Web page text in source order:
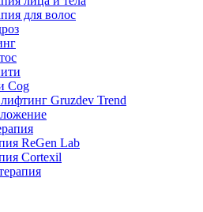
для волос
Cog
Gruzdev Trend
ReGen Lab
Cortexil